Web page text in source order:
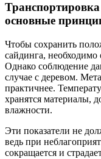
основные
Чтобы сохранить
сайдинга, необходимо
Однако соблюдение
случае с деревом.
практичнее.
хранятся материалы,
влажности.
Эти показатели не
ведь при
сокращается и